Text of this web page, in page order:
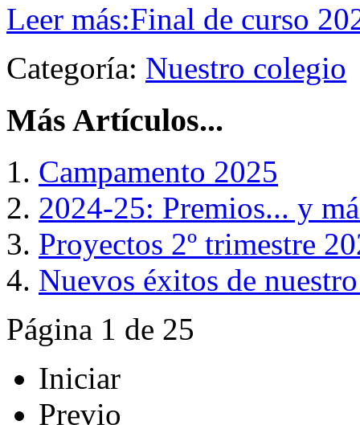
Leer más:Final de curso
Categoría: Nuestro colegio
Más Artículos...
Campamento 2025
2024-25: Premios... y
Proyectos 2º trimestre
Nuevos éxitos de
Página 1 de 25
Iniciar
Previo